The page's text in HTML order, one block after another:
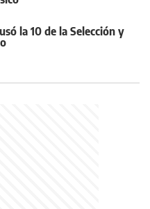
la 10 de la Selección y